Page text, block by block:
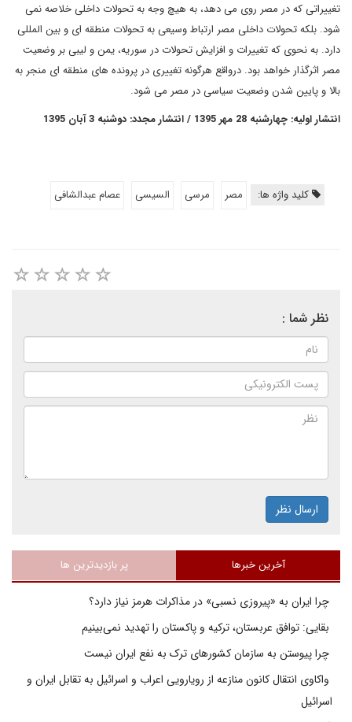
تغییراتی که در مصر روی می دهد، به هیچ وجه به تحولات داخلی خلاصه نمی
شود. بلکه تحولات داخلی مصر ارتباط وسیعی به تحولات منطقه ای و بین المللی
دارد. به نحوی که تغییرات و افزایش تحولات در سوریه، یمن و لیبی بر وضعیت
مصر اثرگذار خواهد بود. درواقع هرگونه تغییری در پرونده های منطقه ای منجر به
بالا و پایین شدن وضعیت سیاسی در مصر می شود.
انتشار اولیه: چهارشنبه 28 مهر 1395 / انتشار مجدد: دوشنبه 3 آبان 1395
کلید واژه ها: مصر مرسی السیسی عصام عبدالشافی
نظر شما :
ارسال نظر
آخرین خبرها پر بازدیدترین ها
چرا ایران به «پیروزی نسبی» در مذاکرات هرمز نیاز دارد؟
بقایی: توافق عربستان، ترکیه و پاکستان را تهدید نمی‌بینیم
چرا پیوستن به سازمان کشورهای ترک به نفع ایران نیست
واکاوی انتقال کانون منازعه از رویارویی اعراب و اسرائیل به تقابل ایران و
اسرائیل